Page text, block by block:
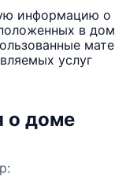
информацию о
в
услуг
о доме